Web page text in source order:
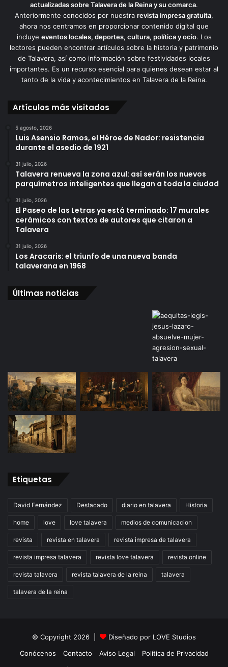
actualizadas sobre Talavera de la Reina y su comarca.
Anteriormente conocidos por nuestra revista impresa gratuita,
ahora nos centramos en proporcionar contenido digital que
incluye eventos locales, deportes, cultura, política y ocio. Los
lectores pueden encontrar artículos sobre la historia y patrimonio
de Talavera, así como información sobre festividades locales
importantes. Es un recurso esencial para quienes desean estar al
tanto de la vida y acontecimientos en Talavera de la Reina.
Artículos más visitados
5 agosto, 2026
Luis Asensio Ramos, el Héroe de Nador: resistencia
durante el asedio de 1921
31 julio, 2026
Talavera renueva la zona azul: así serán los nuevos
parquímetros inteligentes que llegan a toda la ciudad
31 julio, 2026
El Paseo de las Letras ya está terminado: 17 murales
cerámicos con textos de autores que citaron a
Talavera
31 julio, 2026
Los Aracaris: el triunfo de una nueva banda
talaverana en 1968
Últimas noticias
Etiquetas
David Fernández Destacado diario en talavera Historia
home love love talavera medios de comunicacion
revista revista en talavera revista impresa de talavera
revista impresa talavera revista love talavera revista online
revista talavera revista talavera de la reina talavera
talavera de la reina
© Copyright 2026 | Diseñado por LOVE Studios
Conócenos
Contacto Aviso Legal
Política de Privacidad